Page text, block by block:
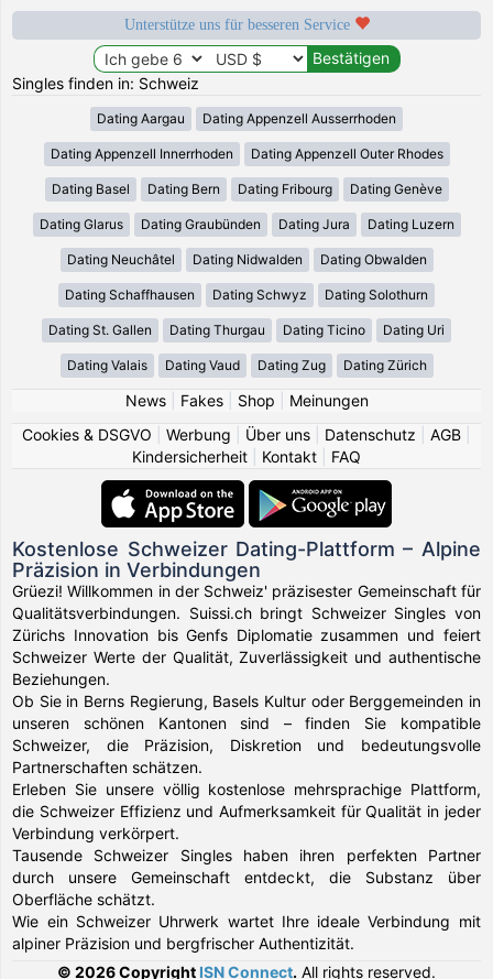
Unterstütze uns für besseren Service
Singles finden in: Schweiz
Dating Aargau Dating Appenzell Ausserrhoden
Dating Appenzell Innerrhoden Dating Appenzell Outer Rhodes
Dating Basel Dating Bern Dating Fribourg Dating Genève
Dating Glarus Dating Graubünden Dating Jura Dating Luzern
Dating Neuchâtel Dating Nidwalden Dating Obwalden
Dating Schaffhausen Dating Schwyz Dating Solothurn
Dating St. Gallen Dating Thurgau Dating Ticino Dating Uri
Dating Valais Dating Vaud Dating Zug Dating Zürich
News| Fakes| Shop
Meinungen
Cookies & DSGVO
Werbung Über uns Datenschutz AGB
Kindersicherheit
Kontakt FAQ
Kostenlose Schweizer Dating-Plattform – Alpine
Präzision in Verbindungen
Grüezi! Willkommen in der Schweiz' präzisester Gemeinschaft für
Qualitätsverbindungen. Suissi.ch bringt Schweizer Singles von
Zürichs Innovation bis Genfs Diplomatie zusammen und feiert
Schweizer Werte der Qualität, Zuverlässigkeit und authentische
Beziehungen.
Ob Sie in Berns Regierung, Basels Kultur oder Berggemeinden in
unseren schönen Kantonen sind – finden Sie kompatible
Schweizer, die Präzision, Diskretion und bedeutungsvolle
Partnerschaften schätzen.
Erleben Sie unsere völlig kostenlose mehrsprachige Plattform,
die Schweizer Effizienz und Aufmerksamkeit für Qualität in jeder
Verbindung verkörpert.
Tausende Schweizer Singles haben ihren perfekten Partner
durch unsere Gemeinschaft entdeckt, die Substanz über
Oberfläche schätzt.
Wie ein Schweizer Uhrwerk wartet Ihre ideale Verbindung mit
alpiner Präzision und bergfrischer Authentizität.
© 2026 Copyright ISN Connect. All rights reserved.